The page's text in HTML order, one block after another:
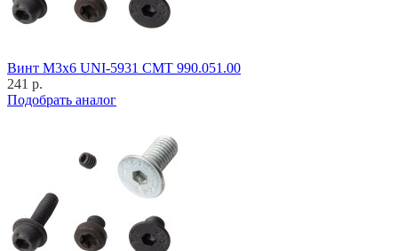
Винт M3x6 UNI-5931 CMT 990.051.00
241 р.
Подобрать аналог